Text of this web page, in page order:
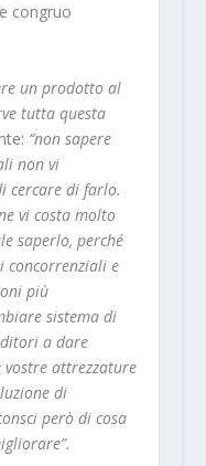
congruo
un prodotto al
tutta questa
“non sapere
non vi
cercare di farlo.
vi costa molto
saperlo, perché
concorrenziali e
più
sistema di
a dare
attrezzature
di
però di cosa